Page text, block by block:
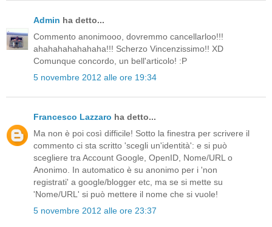
Admin ha detto...
Commento anonimooo, dovremmo cancellarloo!!!
ahahahahahahaha!!! Scherzo Vincenzissimo!! XD
Comunque concordo, un bell'articolo! :P
5 novembre 2012 alle ore 19:34
Francesco Lazzaro ha detto...
Ma non è poi così difficile! Sotto la finestra per scrivere il
commento ci sta scritto 'scegli un'identità': e si può
scegliere tra Account Google, OpenID, Nome/URL o
Anonimo. In automatico è su anonimo per i 'non
registrati' a google/blogger etc, ma se si mette su
'Nome/URL' si può mettere il nome che si vuole!
5 novembre 2012 alle ore 23:37